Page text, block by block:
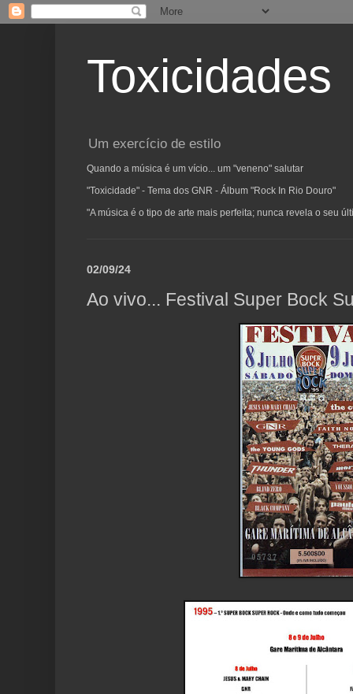
Toxicidades
Um exercício de estilo
Quando a música é um vício... um "veneno" salutar
"Toxicidade" - Tema dos GNR - Álbum "Rock In Rio Douro"
"A música é o tipo de arte mais perfeita; nunca revela o seu
02/09/24
Ao vivo... Festival Super Bock